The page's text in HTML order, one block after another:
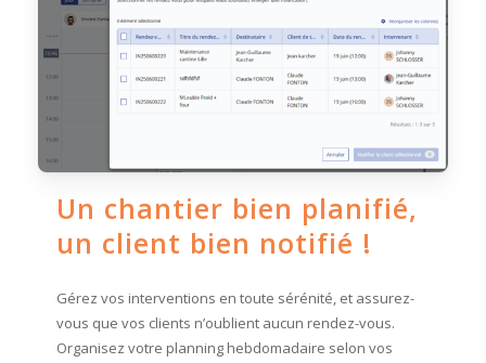
Un chantier bien planifié,
un client bien notifié !
Gérez vos interventions en toute sérénité, et assurez-
vous que vos clients n’oublient aucun rendez-vous.
Organisez votre planning hebdomadaire selon vos